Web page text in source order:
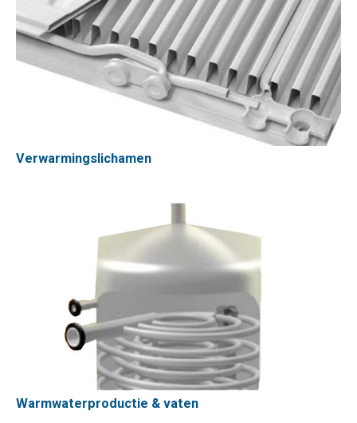
Verwarmingslichamen
Warmwaterproductie & vaten